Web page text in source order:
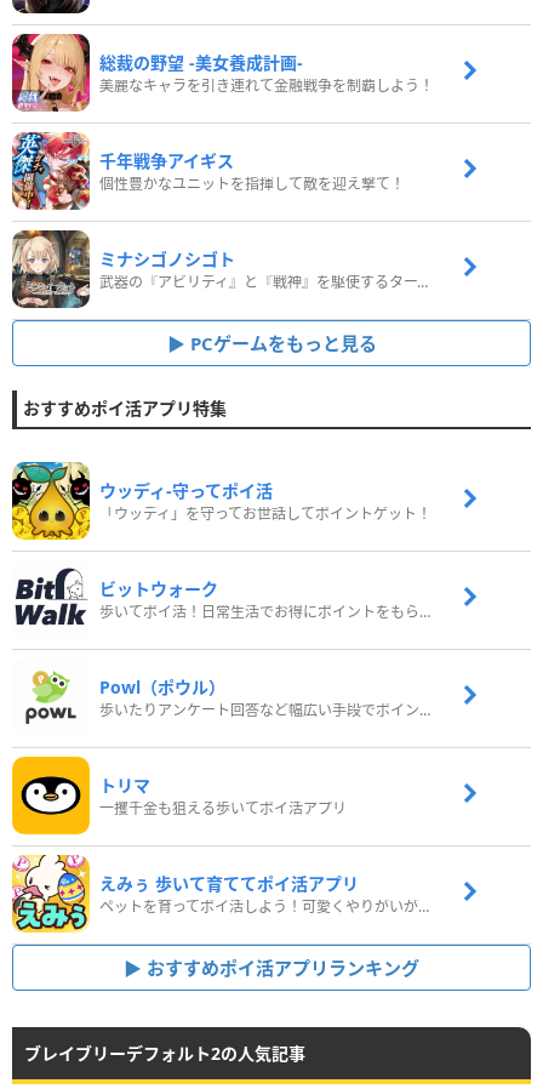
総裁の野望 -美女養成計画-
美麗なキャラを引き連れて金融戦争を制覇しよう！
千年戦争アイギス
個性豊かなユニットを指揮して敵を迎え撃て！
ミナシゴノシゴト
武器の『アビリティ』と『戦神』を駆使するターン制コマンドバトルRPG！
PCゲームをもっと見る
おすすめポイ活アプリ特集
ウッディ‐守ってポイ活
「ウッディ」を守ってお世話してポイントゲット！
ビットウォーク
歩いてポイ活！日常生活でお得にポイントをもらおう
Powl（ポウル）
歩いたりアンケート回答など幅広い手段でポイントをゲット
トリマ
一攫千金も狙える歩いてポイ活アプリ
えみぅ 歩いて育ててポイ活アプリ
ペットを育ってポイ活しよう！可愛くやりがいがある新感覚アプリ
おすすめポイ活アプリランキング
ブレイブリーデフォルト2の人気記事